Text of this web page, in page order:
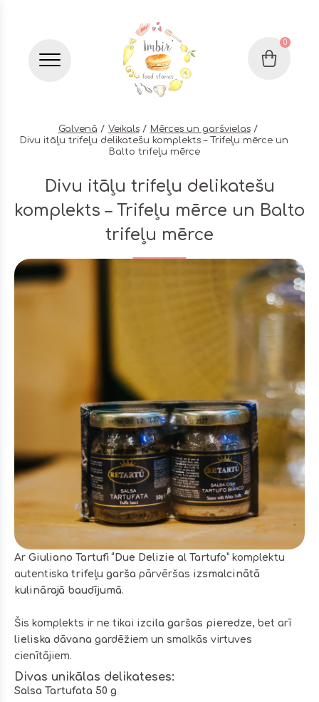
Бургер меню Grozs
0
Galvenā Veikals
Mērces un garšvielas
Divu itāļu trifeļu delikatešu komplekts – Trifeļu mērce un
Balto trifeļu mērce
Divu itāļu trifeļu delikatešu
komplekts – Trifeļu mērce un Balto
trifeļu mērce
Ar Giuliano Tartufi “Due Delizie al Tartufo” komplektu
autentiska trifeļu garša pārvēršas izsmalcinātā
kulinārajā baudījumā.
Šis komplekts ir ne tikai izcila garšas pieredze, bet arī
lieliska dāvana gardēžiem un smalkās virtuves
cienītājiem.
Divas unikālas delikateses:
Salsa Tartufata 50 g